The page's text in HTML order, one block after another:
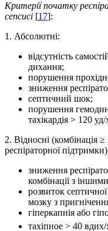
Критерії початку
сепсисі [17]:
1. Абсолютні:
відсутність
дихання;
порушення
зниження
септичний шок;
порушення
тахікардія > 120 уд/
2. Відносні (комбінація
респіраторної
зниження
комбінації з
розвиток
мозку з
гіперкапнія або
тахіпное > 40